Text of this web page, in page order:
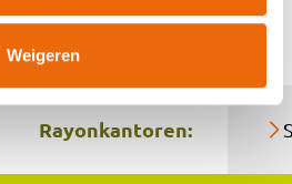
Weigeren
Rayonkantoren: